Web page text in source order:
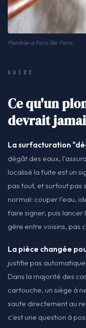
Plombier à Paris 18e · Paris
GUIDE
Ce qu'un
devrait
La surfacturation
dégât des eaux,
localisé la fuite est un
pas tout, et surtout pas
normal: couper l'eau,
faire signer, puis
gère entre voisins, pas
La pièce changée
justifie pas
Dans la majorité des
cartouche, un siège à
saute directement au
c'est une question à